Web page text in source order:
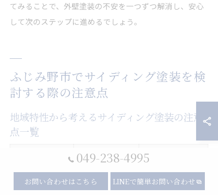
てみることで、外壁塗装の不安を一つずつ解消し、安心
して次のステップに進めるでしょう。
ふじみ野市でサイディング塗装を検
討する際の注意点
地域特性から考えるサイディング塗装の注意
点一覧
影響する主な劣
化症状
高温多湿
チョーキング・
耐候性塗料・定
049-238-4995
お問い合わせはこちら LINEで簡単お問い合わせ